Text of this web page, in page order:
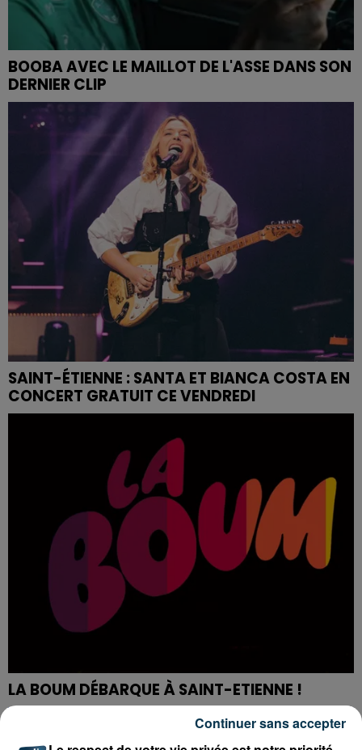
BOOBA AVEC LE MAILLOT DE L'ASSE DANS SON
DERNIER CLIP
SAINT-ÉTIENNE : SANTA ET BIANCA COSTA EN
CONCERT GRATUIT CE VENDREDI
LA BOUM DÉBARQUE À SAINT-ETIENNE !
Continuer sans accepter